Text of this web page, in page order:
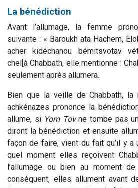
La bénédiction
Avant l’allumage, la femme
suivante : « Baroukh ata Hachem,
acher kidéchanou bémitsvotav
chel[à Chabbath, elle mentionne :
seulement après allumera.
Bien que la veille de Chabbath, la
achkénazes prononce la
allume, si Yom Tovne tombe pas
diront la bénédiction et ensuite
façon de faire, vient du fait qu’il y a
quel moment elles reçoivent
l’allumage ou bien au moment
conséquent, elles allument avant